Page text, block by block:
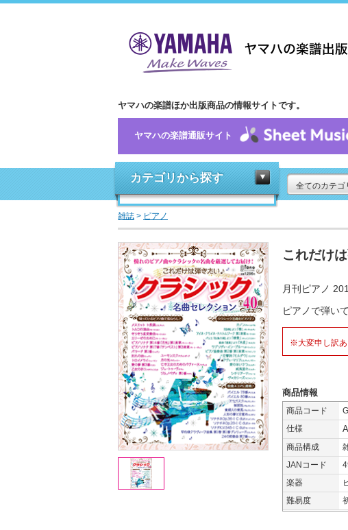
ヤマハの楽譜ほか出版商品の情報サイトです。
ヤマハの楽譜通販サイト
カテゴリから探す
全てのカテゴ
雑誌 > ピアノ
これだけ
月刊ピアノ
ピアノで弾い
※大変申し訳あ
商品情報
商品コード
仕様
商品構成
JANコード
楽器
難易度